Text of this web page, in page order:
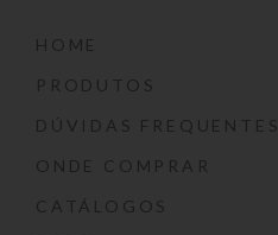
HOME
PRODUTOS
DÚVIDAS FREQUENTES
ONDE COMPRAR
CATÁLOGOS